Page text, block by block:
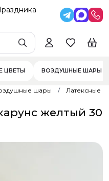
ЦВЕТЫ ВОЗДУШНЫЕ ШАРЫ
шары Латексные
желтый 30